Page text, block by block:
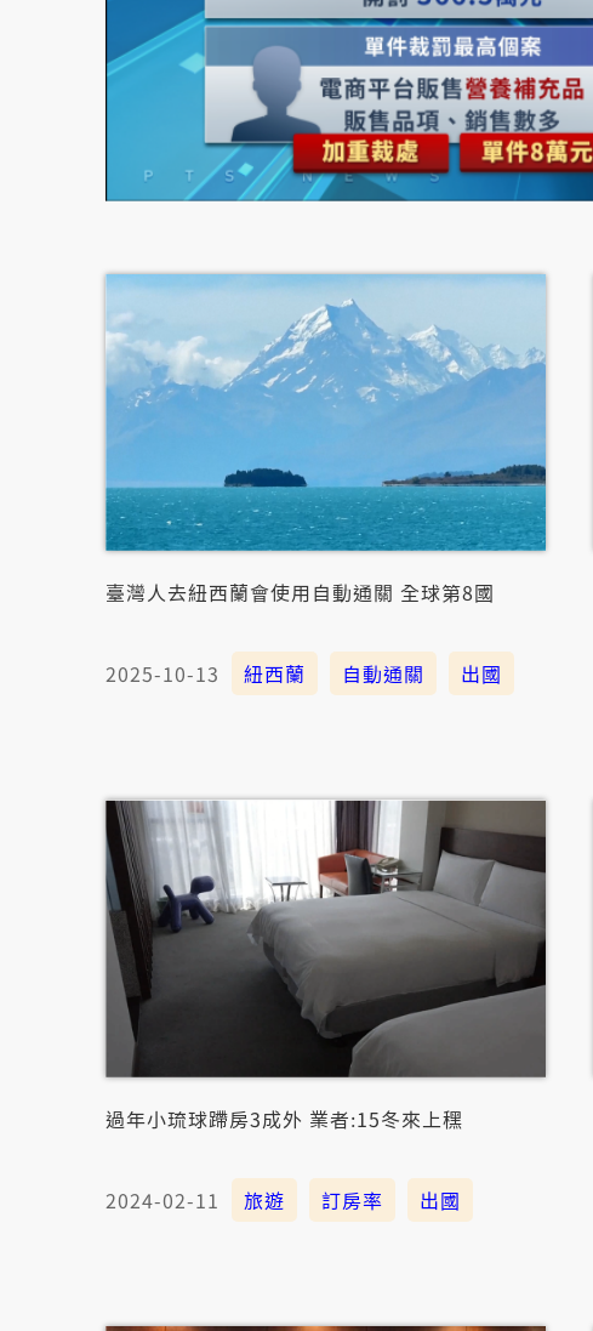
臺灣人去紐西蘭會使用自動通關 全球第8國
2025-10-13 紐西蘭 自動通關 出國
過年小琉球蹛房3成外 業者:15冬來上䆀
2024-02-11 旅遊 訂房率 出國